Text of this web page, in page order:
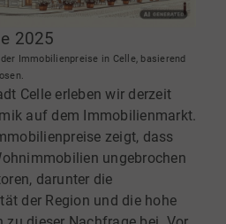
2025
Immobilienpreise in Celle, basierend
Celle erleben wir derzeit
auf dem Immobilienmarkt.
zeigt, dass
ungebrochen
darunter die
der Region und die hohe